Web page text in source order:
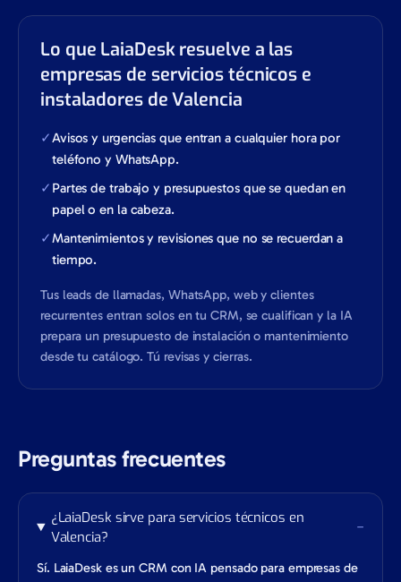
Lo que LaiaDesk resuelve a las
empresas de servicios técnicos e
instaladores de Valencia
✓Avisos y urgencias que entran a cualquier hora por
teléfono y WhatsApp.
✓ Partes de trabajo y presupuestos que se quedan en
papel o en la cabeza.
✓Mantenimientos y revisiones que no se recuerdan a
tiempo.
Tus leads de llamadas, WhatsApp, web y clientes
recurrentes entran solos en tu CRM, se cualifican y la IA
prepara un presupuesto de instalación o mantenimiento
desde tu catálogo. Tú revisas y cierras.
Preguntas frecuentes
¿LaiaDesk sirve para servicios técnicos en
Valencia?
−
Sí. LaiaDesk es un CRM con IA pensado para empresas de